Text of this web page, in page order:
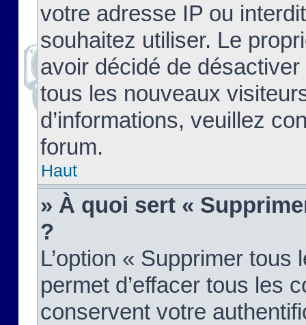
votre adresse IP ou
souhaitez utiliser. Le
avoir décidé de
tous les nouveaux
d’informations, veuillez
forum.
Haut
» À quoi sert «
?
L’option « Supprimer
permet d’effacer tous les
conservent votre